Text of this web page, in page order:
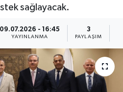
sağlayacak.
09.07.2026 - 16:45
YAYINLANMA
3
PAYLAŞIM